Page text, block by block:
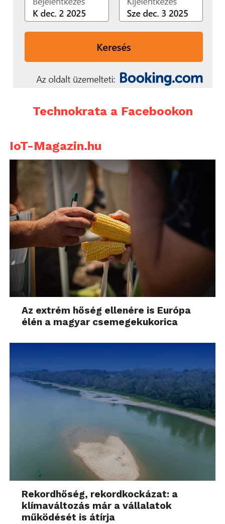
Technokrata a Facebookon
IoT-Magazin.hu
Az extrém hőség ellenére is Európa
élén a magyar csemegekukorica
Rekordhőség, rekordkockázat: a
klímaváltozás már a vállalatok
működését is átírja